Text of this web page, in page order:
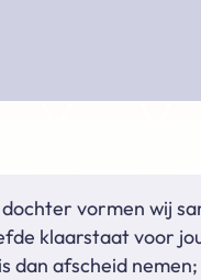
vormen wij
klaarstaat voor
dan afscheid